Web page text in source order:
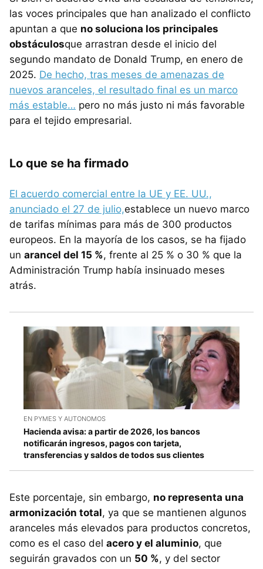
las voces principales que han analizado el conflicto
apuntan a que no soluciona los principales
obstáculosque arrastran desde el inicio del
segundo mandato de Donald Trump, en enero de
2025. De hecho, tras meses de amenazas de
nuevos aranceles, el resultado final es un marco
más estable… pero no más justo ni más favorable
para el tejido empresarial.
Lo que se ha firmado
El acuerdo comercial entre la UE y EE. UU.,
anunciado el 27 de julio,establece un nuevo marco
de tarifas mínimas para más de 300 productos
europeos. En la mayoría de los casos, se ha fijado
un arancel del 15 %, frente al 25 % o 30 % que la
Administración Trump había insinuado meses
atrás.
EN PYMES Y AUTONOMOS
Hacienda avisa: a partir de 2026, los bancos
notificarán ingresos, pagos con tarjeta,
transferencias y saldos de todos sus clientes
Este porcentaje, sin embargo, no representa una
armonización total, ya que se mantienen algunos
aranceles más elevados para productos concretos,
como es el caso del acero y el aluminio, que
seguirán gravados con un 50 %, y del sector